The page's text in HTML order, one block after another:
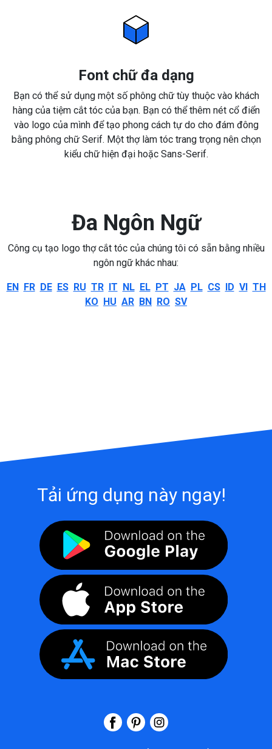
Font chữ đa dạng
Bạn có thể sử dụng một số phông chữ tùy thuộc vào khách
hàng của tiệm cắt tóc của bạn. Bạn có thể thêm nét cổ điển
vào logo của mình để tạo phong cách tự do cho đám đông
bằng phông chữ Serif. Một thợ làm tóc trang trọng nên chọn
kiểu chữ hiện đại hoặc Sans-Serif.
Đa Ngôn Ngữ
Công cụ tạo logo thợ cắt tóc của chúng tôi có sẵn bằng nhiều
ngôn ngữ khác nhau:
EN FR DE ES RU TR IT NL EL PT JA PL CS ID VI TH
KO HU AR BN RO SV
Tải ứng dụng này ngay!